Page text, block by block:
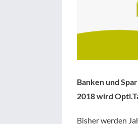
Banken und
2018 wird
Bisher werden